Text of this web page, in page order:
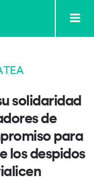
solidaridad
de
para
los despidos